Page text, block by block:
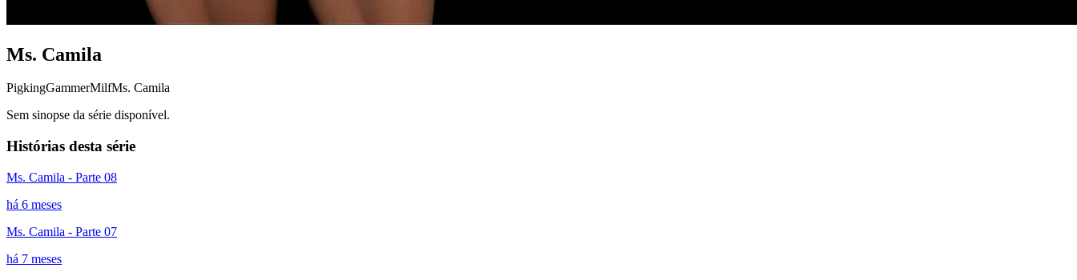
Ms. Camila
PigkingGammerMilfMs. Camila
Sem sinopse da série disponível.
Histórias desta série
Ms. Camila - Parte 08
há 6 meses
Ms. Camila - Parte 07
há 7 meses